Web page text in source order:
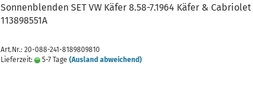
Sonnenblenden SET VW Käfer 8.58-7.1964 Käfer & Cabriolet
113898551A
Art.Nr.: 20-088-241-8189809810
Lieferzeit:
5-7 Tage (Ausland abweichend)